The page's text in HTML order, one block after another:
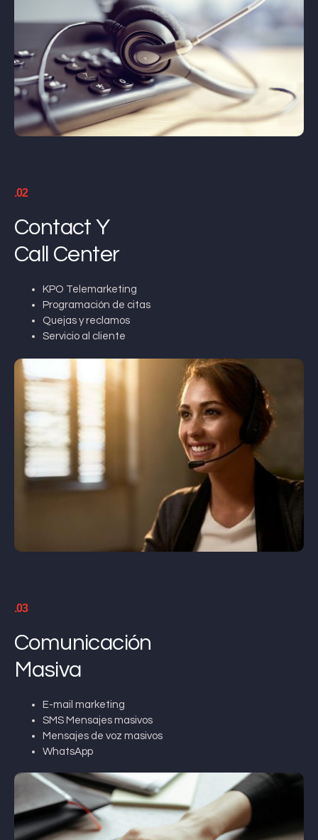
.02
Contact Y
Call Center
KPO Telemarketing
Programación de citas
Quejas y reclamos
Servicio al cliente
.03
Comunicación
Masiva
E-mail marketing
SMS Mensajes masivos
Mensajes de voz masivos
WhatsApp